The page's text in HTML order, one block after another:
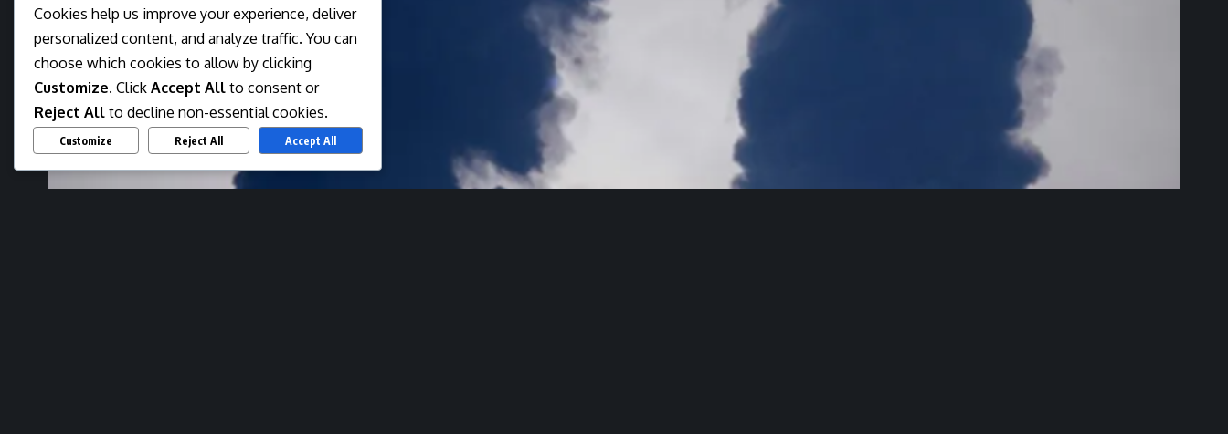
Cookies help us improve your experience, deliver
personalized content, and analyze traffic. You can
choose which cookies to allow by clicking
Customize. Click Accept All to consent or
Reject All to decline non-essential cookies.
Customize Reject All Accept All